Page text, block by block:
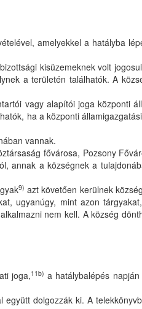
amelyekkel a hatályba
kisüzemeknek volt
a területén találhatók. A
vagy alapítói joga központi
ha a központi
vannak.
fővárosa, Pozsony
annak a községnek a
9) azt követően kerülnek
ugyanúgy, mint azon
nem kell. A község
joga,11b) a hatálybalépés
dolgozzák ki. A